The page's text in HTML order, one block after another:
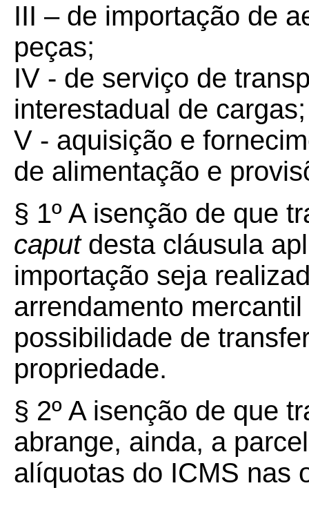
III – de importação de
peças;
IV - de serviço de
interestadual de cargas;
V - aquisição e
de alimentação e
§ 1º A isenção de que
caputdesta cláusula
importação seja
arrendamento
possibilidade de
propriedade.
§ 2º A isenção de que
abrange, ainda, a
alíquotas do ICMS nas